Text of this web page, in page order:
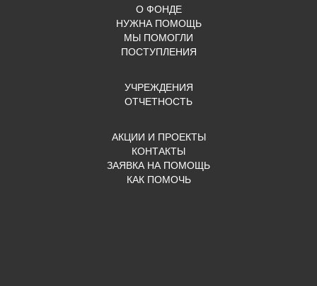
О ФОНДЕ
НУЖНА ПОМОЩЬ
МЫ ПОМОГЛИ
ПОСТУПЛЕНИЯ
УЧРЕЖДЕНИЯ
ОТЧЕТНОСТЬ
АКЦИИ И ПРОЕКТЫ
КОНТАКТЫ
ЗАЯВКА НА ПОМОЩЬ
КАК ПОМОЧЬ